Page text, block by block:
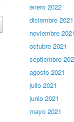
enero 2022
diciembre 2021
noviembre 2021
octubre 2021
septiembre
agosto 2021
julio 2021
junio 2021
mayo 2021